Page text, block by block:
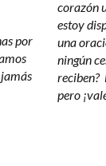
por
corazón
estoy
una
ningún
reciben?
pero